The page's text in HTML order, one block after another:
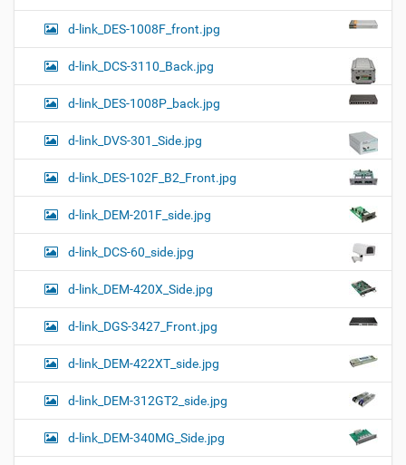
d-link_DES-1008F_front.jpg
d-link_DCS-3110_Back.jpg
d-link_DES-1008P_back.jpg
d-link_DVS-301_Side.jpg
d-link_DES-102F_B2_Front.jpg
d-link_DEM-201F_side.jpg
d-link_DCS-60_side.jpg
d-link_DEM-420X_Side.jpg
d-link_DGS-3427_Front.jpg
d-link_DEM-422XT_side.jpg
d-link_DEM-312GT2_side.jpg
d-link_DEM-340MG_Side.jpg